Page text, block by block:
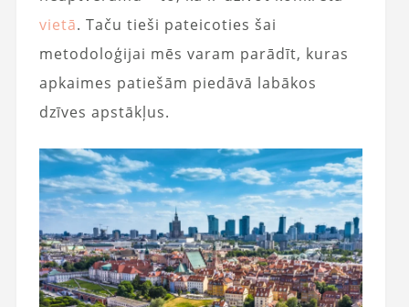
vietā. Taču tieši pateicoties šai
metodoloģijai mēs varam parādīt, kuras
apkaimes patiešām piedāvā labākos
dzīves apstākļus.